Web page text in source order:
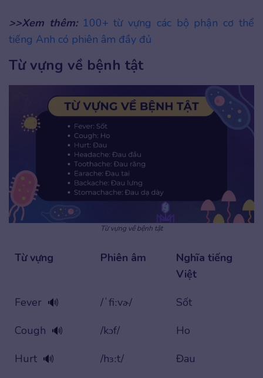
>>Xem thêm: 100+ từ vựng các bộ phận cơ thể
tiếng Anh có phiên âm đầy đủ
Từ vựng về bệnh tật
Từ vựng về bệnh tật
Từ vựng Phiên âm
Nghĩa tiếng
Việt
Fever 🔊 /ˈfiːvɚ/
Sốt
Cough 🔊 /kɔf/
Ho
Hurt 🔊 /hɜːt/
Đau